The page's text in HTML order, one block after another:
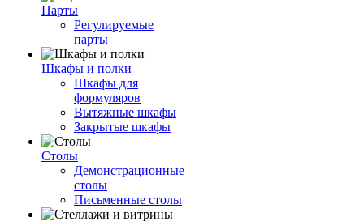
Парты
Регулируемые
парты
Шкафы и полки
Шкафы для
формуляров
Вытяжные шкафы
Закрытые шкафы
Столы
Демонстрационные
столы
Письменные столы